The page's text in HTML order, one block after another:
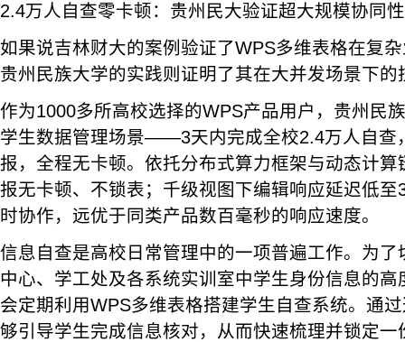
2.4万人自查零卡顿：贵州民大验证超大规模协同
如果说吉林财大的案例验证了WPS多维表格在复
贵州民族大学的实践则证明了其在大并发场景下的
作为1000多所高校选择的WPS产品用户，贵州民
学生数据管理场景——3天内完成全校2.4万人自查
报，全程无卡顿。依托分布式算力框架与动态计
报无卡顿、不锁表；千级视图下编辑响应延迟低
时协作，远优于同类产品数百毫秒的响应速度。
信息自查是高校日常管理中的一项普遍工作。为
中心、学工处及各系统实训室中学生身份信息的
会定期利用WPS多维表格搭建学生自查系统。通
够引导学生完成信息核对，从而快速梳理并锁定